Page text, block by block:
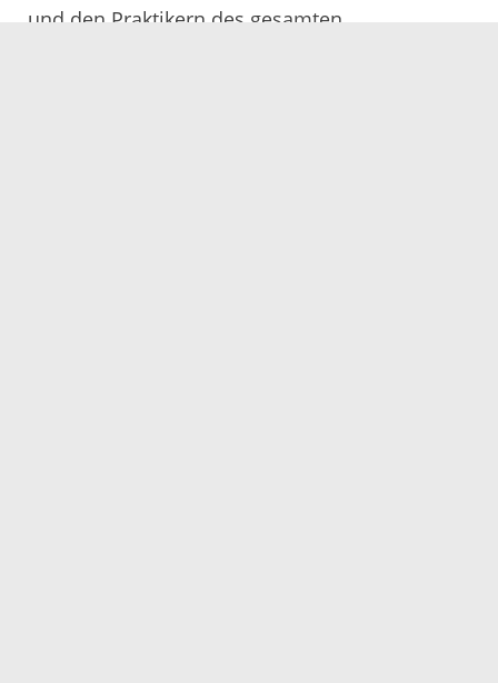
und den Praktikern des gesamten